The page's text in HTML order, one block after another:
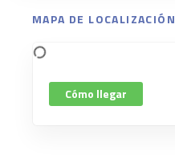
MAPA DE LOCALIZACIÓN
Cómo llegar